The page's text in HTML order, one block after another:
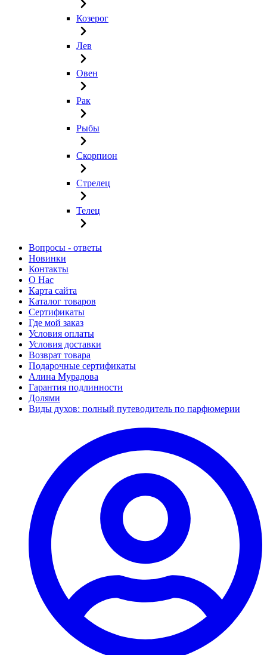
Козерог
Лев
Овен
Рак
Рыбы
Скорпион
Стрелец
Телец
Вопросы - ответы
Новинки
Контакты
О Нас
Карта сайта
Каталог товаров
Сертификаты
Где мой заказ
Условия оплаты
Условия доставки
Возврат товара
Подарочные сертификаты
Алина Мурадова
Гарантия подлинности
Долями
Виды духов: полный путеводитель по парфюмерии